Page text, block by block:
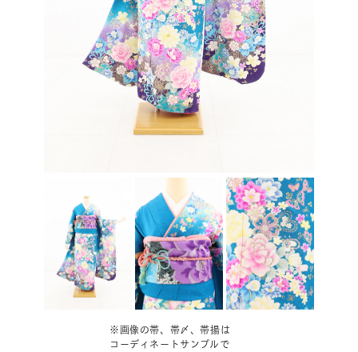
※画像の帯、帯〆、帯揚は
コーディネートサンプルで